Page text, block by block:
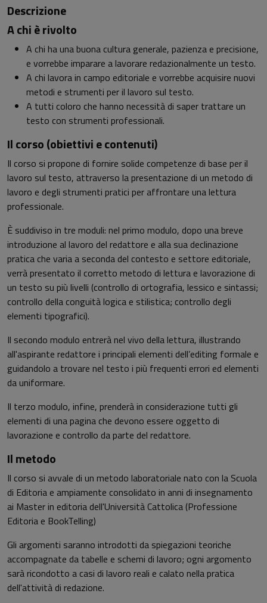
Descrizione
A chi è rivolto
A chi ha una buona cultura generale, pazienza e precisione,
e vorrebbe imparare a lavorare redazionalmente un testo.
A chi lavora in campo editoriale e vorrebbe acquisire nuovi
metodi e strumenti per il lavoro sul testo.
A tutti coloro che hanno necessità di saper trattare un
testo con strumenti professionali.
Il corso (obiettivi e contenuti)
Il corso si propone di fornire solide competenze di base per il
lavoro sul testo, attraverso la presentazione di un metodo di
lavoro e degli strumenti pratici per affrontare una lettura
professionale.
È suddiviso in tre moduli: nel primo modulo, dopo una breve
introduzione al lavoro del redattore e alla sua declinazione
pratica che varia a seconda del contesto e settore editoriale,
verrà presentato il corretto metodo di lettura e lavorazione di
un testo su più livelli (controllo di ortografia, lessico e sintassi;
controllo della conguità logica e stilistica; controllo degli
elementi tipografici).
Il secondo modulo entrerà nel vivo della lettura, illustrando
all'aspirante redattore i principali elementi dell’editing formale e
guidandolo a trovare nel testo i più frequenti errori ed elementi
da uniformare.
Il terzo modulo, infine, prenderà in considerazione tutti gli
elementi di una pagina che devono essere oggetto di
lavorazione e controllo da parte del redattore.
Il metodo
Il corso si avvale di un metodo laboratoriale nato con la Scuola
di Editoria e ampiamente consolidato in anni di insegnamento
ai Master in editoria dell'Università Cattolica (Professione
Editoria e BookTelling)
Gli argomenti saranno introdotti da spiegazioni teoriche
accompagnate da tabelle e schemi di lavoro; ogni argomento
sarà ricondotto a casi di lavoro reali e calato nella pratica
dell'attività di redazione.